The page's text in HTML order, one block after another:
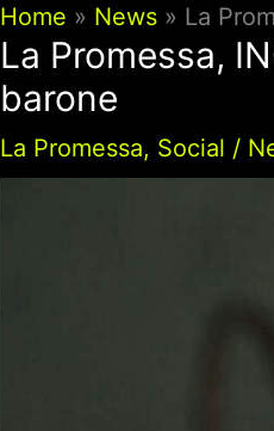
Home News La
La Promessa,
barone
La Promessa, Social /